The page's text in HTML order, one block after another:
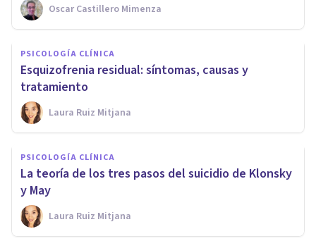
Oscar Castillero Mimenza
PSICOLOGÍA CLÍNICA
Esquizofrenia residual: síntomas, causas y
tratamiento
Laura Ruiz Mitjana
PSICOLOGÍA CLÍNICA
La teoría de los tres pasos del suicidio de Klonsky
y May
Laura Ruiz Mitjana